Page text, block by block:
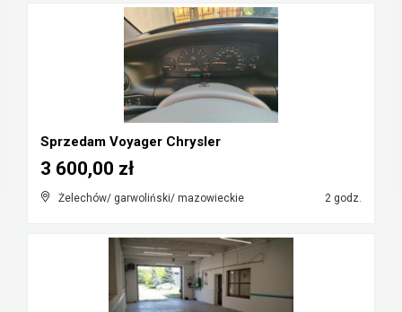
Sprzedam Voyager Chrysler
Żelechów/ garwoliński/ mazowieckie 2 godz.
3 600,00 zł